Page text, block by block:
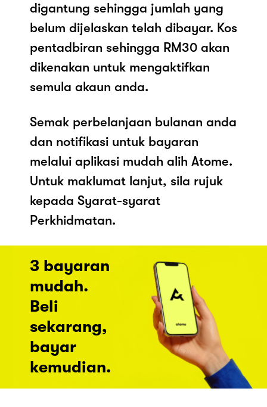
digantung sehingga jumlah yang
belum dijelaskan telah dibayar. Kos
pentadbiran sehingga RM30 akan
dikenakan untuk mengaktifkan
semula akaun anda.
Semak perbelanjaan bulanan anda
dan notifikasi untuk bayaran
melalui aplikasi mudah alih Atome.
Untuk maklumat lanjut, sila rujuk
kepada Syarat-syarat
Perkhidmatan.
3 bayaran
mudah.
Beli
sekarang,
bayar
kemudian.